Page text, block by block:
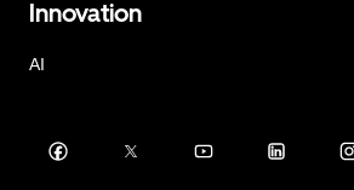
Innovation
AI